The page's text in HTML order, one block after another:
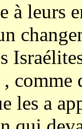
à leurs
les a